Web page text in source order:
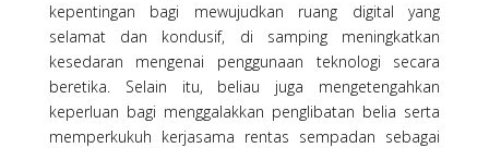
kepentingan bagi mewujudkan ruang digital yang
selamat dan kondusif, di samping meningkatkan
kesedaran mengenai penggunaan teknologi secara
beretika. Selain itu, beliau juga mengetengahkan
keperluan bagi menggalakkan penglibatan belia serta
memperkukuh kerjasama rentas sempadan sebagai